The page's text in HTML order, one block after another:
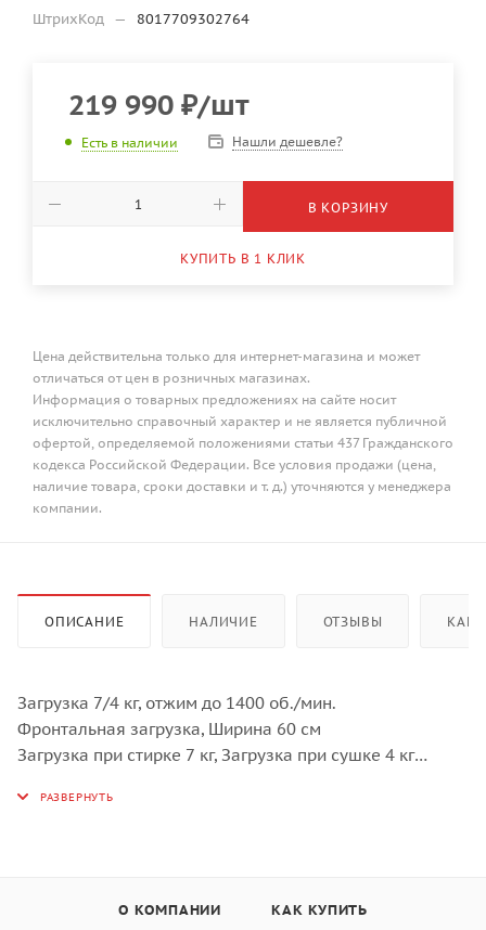
ШтрихКод — 8017709302764
219 990 ₽/шт
Есть в наличии Нашли дешевле?
В КОРЗИНУ
КУПИТЬ В 1 КЛИК
Цена действительна только для интернет-магазина и может
отличаться от цен в розничных магазинах.
Информация о товарных предложениях на сайте носит
исключительно справочный характер и не является публичной
офертой, определяемой положениями статьи 437 Гражданского
кодекса Российской Федерации. Все условия продажи (цена,
наличие товара, сроки доставки и т. д.) уточняются у менеджера
компании.
ОПИСАНИЕ НАЛИЧИЕ ОТЗЫВЫ КАК
Загрузка 7/4 кг, отжим до 1400 об./мин.
Фронтальная загрузка, Ширина 60 см
Загрузка при стирке 7 кг, Загрузка при сушке 4 кг
Дисплей: программирование отсрочки включения,
Кнопки: старт/пауза, задержка старта, FlexiTime,
О КОМПАНИИ КАК КУПИТЬ